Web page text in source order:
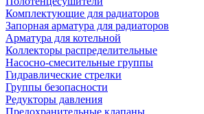
Комплектующие для радиаторов
Запорная арматура для радиаторов
Арматура для котельной
Коллекторы распределительные
Насосно-смесительные группы
Гидравлические стрелки
Группы безопасности
Редукторы давления
Предохранительные клапаны